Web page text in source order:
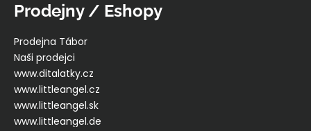
Prodejny / Eshopy
Prodejna Tábor
Naši prodejci
www.ditalatky.cz
www.littleangel.cz
www.littleangel.sk
www.littleangel.de